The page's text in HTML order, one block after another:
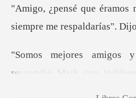
Historia
"Amigo, ¿pensé que éramos
respondió Mark con